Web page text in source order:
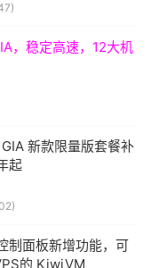
，稳定高速，12大机
新款限量版套餐补
起
制面板新增功能，可
的 KiwiVM